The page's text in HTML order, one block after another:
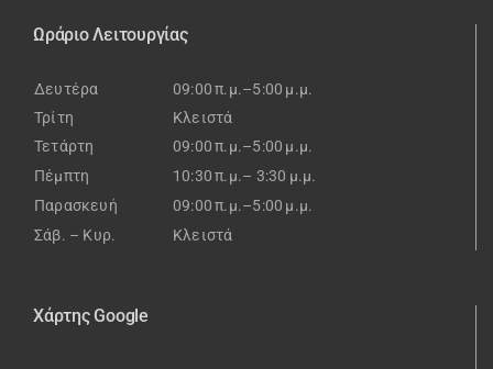
Ωράριο Λειτουργίας
Δευτέρα
09:00 π.μ.–5:00 μ.μ.
Τρίτη
Κλειστά
Τετάρτη
09:00 π.μ.–5:00 μ.μ.
Πέμπτη
10:30 π.μ.– 3:30 μ.μ.
Παρασκευή
09:00 π.μ.–5:00 μ.μ.
Σάβ. – Κυρ.
Κλειστά
Χάρτης Google